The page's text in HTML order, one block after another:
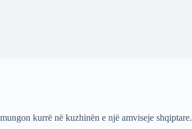
kurrë në kuzhinën e një amviseje shqiptare.